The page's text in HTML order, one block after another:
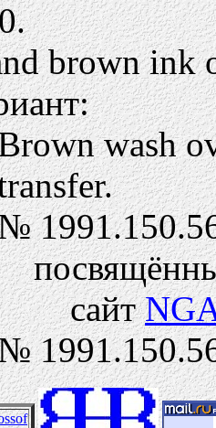
brown ink
wash
сайт